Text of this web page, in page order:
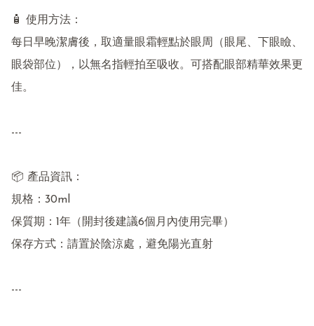
🧴 使用方法：
每日早晚潔膚後，取適量眼霜輕點於眼周（眼尾、下眼瞼、
眼袋部位），以無名指輕拍至吸收。可搭配眼部精華效果更
佳。
---
📦 產品資訊：
規格：30ml
保質期：1年（開封後建議6個月內使用完畢）
保存方式：請置於陰涼處，避免陽光直射
---